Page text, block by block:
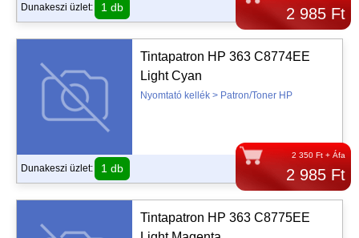
2 985 Ft
Dunakeszi üzlet: 1 db
2 350 Ft + Áfa
2 985 Ft
Tintapatron HP 363 C8774EE
Light Cyan
Nyomtató kellék > Patron/Toner HP
Dunakeszi üzlet: 1 db
Tintapatron HP 363 C8775EE